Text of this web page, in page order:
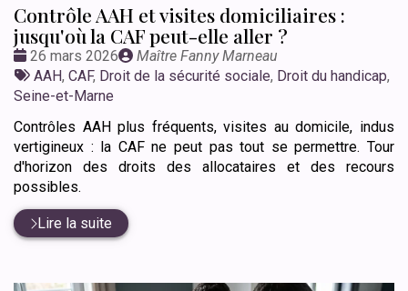
Contrôle AAH et visites domiciliaires :
jusqu'où la CAF peut-elle aller ?
Date
:
26 mars 2026
Publié
par
Maître Fanny Marneau
Tags
:
AAH, CAF, Droit de la sécurité sociale, Droit du handicap,
Seine-et-Marne
Contrôles AAH plus fréquents, visites au domicile, indus
vertigineux : la CAF ne peut pas tout se permettre. Tour
d'horizon des droits des allocataires et des recours
possibles.
Lire la suite